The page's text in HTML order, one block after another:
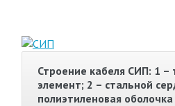
Строение кабеля СИП: 1
элемент; 2 – стальной
полиэтиленовая оболочка